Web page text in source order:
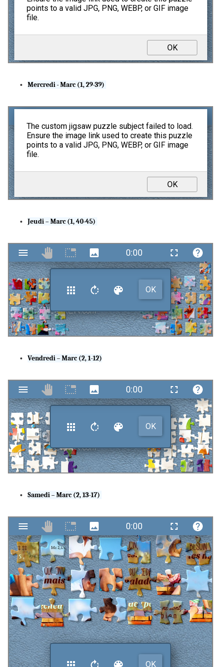
Mercredi - Marc (1, 29-39)
Jeudi – Marc (1, 40-45)
Vendredi – Marc (2, 1-12)
Samedi – Marc (2, 13-17)